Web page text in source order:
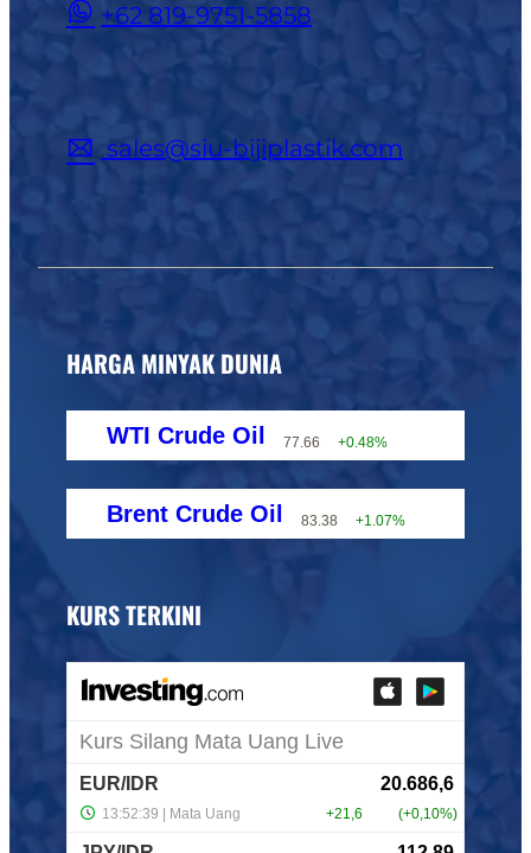
+62 819-9751-5858
sales@siu-bijiplastik.com
HARGA MINYAK DUNIA
WTI Crude Oil 77.66 +0.48%
Brent Crude Oil 83.38 +1.07%
KURS TERKINI